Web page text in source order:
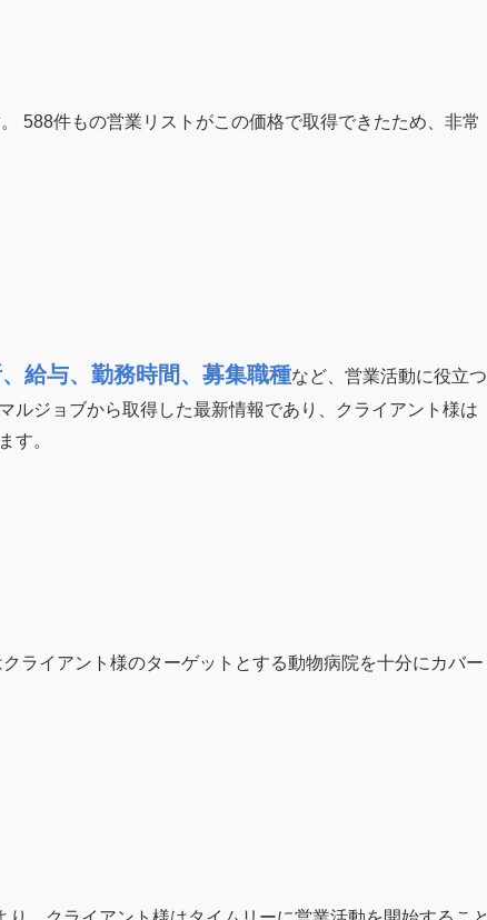
588件もの営業リストがこの価格で取得できたため、非常
給与、勤務時間、募集職種など、営業活動に役立つ
ルジョブから取得した最新情報であり、クライアント様は
す。
ライアント様のターゲットとする動物病院を十分にカバー